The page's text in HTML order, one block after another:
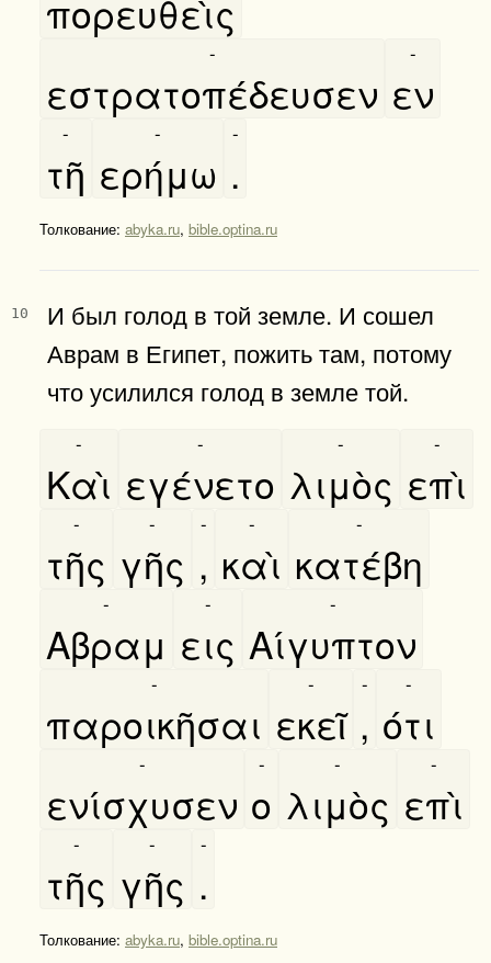
πορευθεὶς
εστρατοπέδευσεν
-
εν
-
τῆ
-
ερήμω
-
.
-
Толкование: abyka.ru, bible.optina.ru
10
И был голод в той земле. И сошел
Аврам в Египет, пожить там, потому
что усилился голод в земле той.
Καὶ
-
εγένετο
-
λιμὸς
-
επὶ
-
τῆς
-
γῆς
-
,
-
καὶ
-
κατέβη
-
Αβραμ
-
εις
-
Αίγυπτον
-
παροικῆσαι
-
εκεῖ
-
,
-
ότι
-
ενίσχυσεν
-
ο
-
λιμὸς
-
επὶ
-
τῆς
-
γῆς
-
.
-
Толкование: abyka.ru, bible.optina.ru